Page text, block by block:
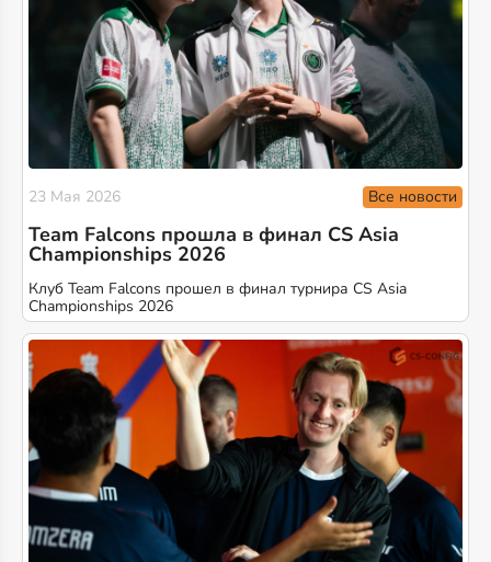
23 Мая 2026 Все новости
Team Falcons прошла в финал CS Asia
Championships 2026
Клуб Team Falcons прошел в финал турнира CS Asia
Championships 2026